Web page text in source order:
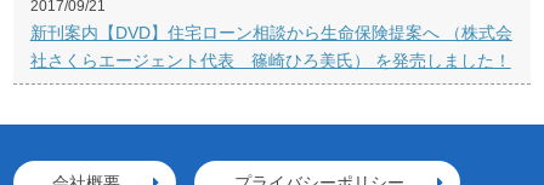
2017/09/21
新刊案内【DVD】住宅ローン相談から生命保険提案へ （株式会
社さくらエージェント代表 篠崎ひろ美氏） を発売しました！